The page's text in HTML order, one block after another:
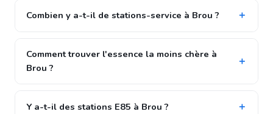
Combien y a-t-il de stations-service à Brou ?
Comment trouver l'essence la moins chère à
Brou ?
Y a-t-il des stations E85 à Brou ?